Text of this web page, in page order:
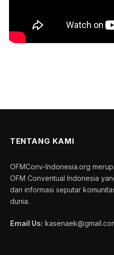
TENTANG KAMI
OFMConv-Indonesia.org
OFM Conventual Indonesia
dan informasi seputar
dunia.
Email Us: